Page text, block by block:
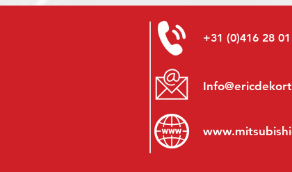
+31 (0)416 28